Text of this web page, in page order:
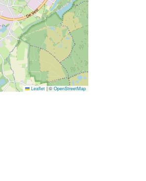
Leaflet | © OpenStreetMap